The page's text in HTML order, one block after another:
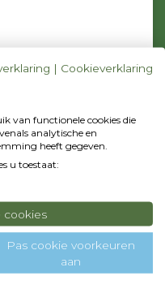
| Cookieverklaring
van functionele cookies die
analytische en
heeft gegeven.
u toestaat:
cookies
Pas cookie voorkeuren
aan